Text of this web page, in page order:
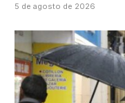
5 de agosto de 2026